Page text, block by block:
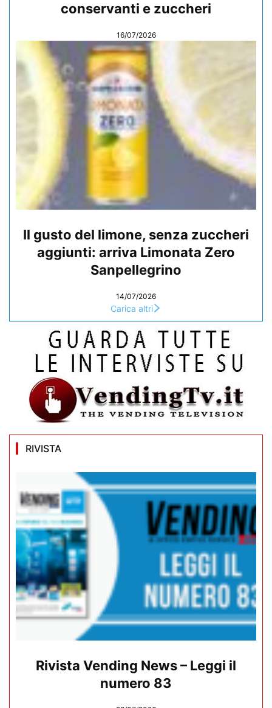
conservanti e zuccheri
16/07/2026
Il gusto del limone, senza zuccheri
aggiunti: arriva Limonata Zero
Sanpellegrino
14/07/2026
Carica altri
RIVISTA
Rivista Vending News – Leggi il
numero 83